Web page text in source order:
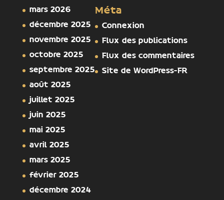
mars 2026
décembre 2025
novembre 2025
octobre 2025
septembre 2025
août 2025
juillet 2025
juin 2025
mai 2025
avril 2025
mars 2025
février 2025
décembre 2024
Méta
Connexion
Flux des publications
Flux des commentaires
Site de WordPress-FR